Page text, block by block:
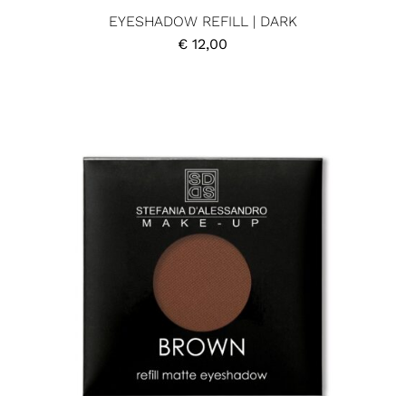
EYESHADOW REFILL | DARK
€ 12,00